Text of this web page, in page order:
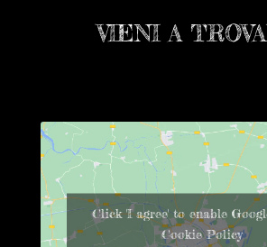
VIENI A
Click 'I agree' to enable
Cookie Policy